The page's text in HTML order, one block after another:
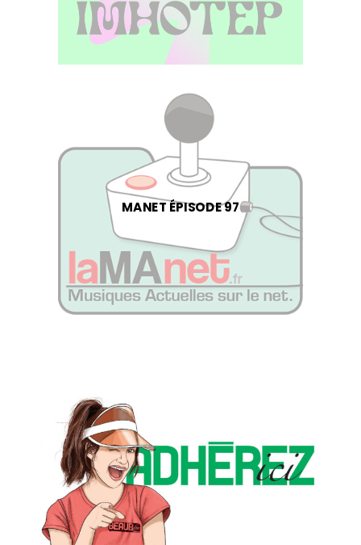
MANET ÉPISODE 97